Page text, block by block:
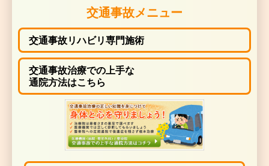
それにより、人体の多重の膜構造がが硬化し短縮して
そのため体は少しづつ硬くなり、筋肉が短縮し、関節
され、骨格にゆがみが生じ、姿勢がくずれてきま
この障害の積み重なった体へ負担が加わったときは、
性化する寝違え になるのです。
交通事故メニュー
交通事故リハビリ専門施術
交通事故治療での上手な
通院方法はこちら